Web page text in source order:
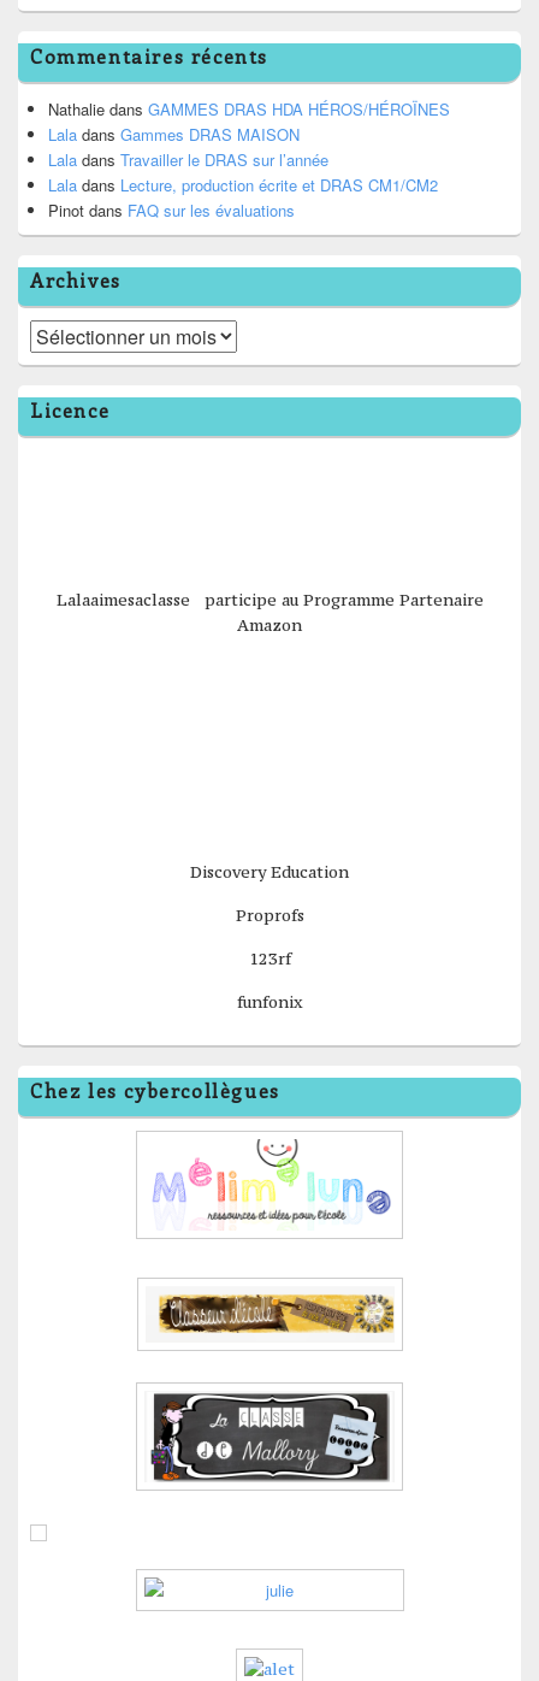
Commentaires récents
Nathalie dans GAMMES DRAS HDA HÉROS/HÉROÏNES
Lala dans Gammes DRAS MAISON
Lala dans Travailler le DRAS sur l’année
Lala dans Lecture, production écrite et DRAS CM1/CM2
Pinot dans FAQ sur les évaluations
Archives
Archives
Licence
Lalaaimesaclasse participe au Programme Partenaire
Amazon
Discovery Education
Proprofs
123rf
funfonix
Chez les cybercollègues